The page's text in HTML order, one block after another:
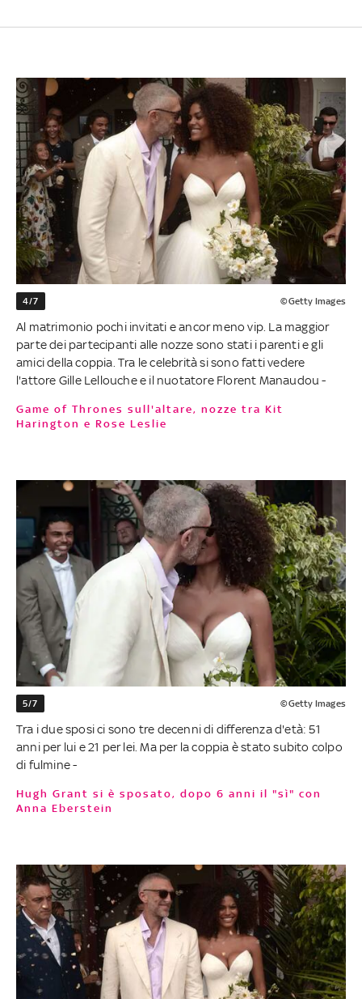
4/7 ©Getty Images
Al matrimonio pochi invitati e ancor meno vip. La maggior
parte dei partecipanti alle nozze sono stati i parenti e gli
amici della coppia. Tra le celebrità si sono fatti vedere
l'attore Gille Lellouche e il nuotatore Florent Manaudou -
Game of Thrones sull'altare, nozze tra Kit
Harington e Rose Leslie
5/7 ©Getty Images
Tra i due sposi ci sono tre decenni di differenza d'età: 51
anni per lui e 21 per lei. Ma per la coppia è stato subito colpo
di fulmine -
Hugh Grant si è sposato, dopo 6 anni il "sì" con
Anna Eberstein